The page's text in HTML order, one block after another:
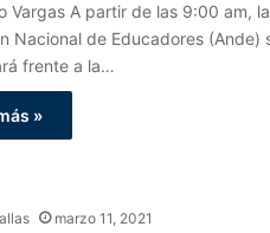
Vargas A partir de las 9:00 am, la
Nacional de Educadores (Ande)
frente a la…
»
marzo 11, 2021